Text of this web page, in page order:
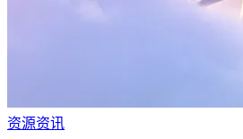
资源资讯